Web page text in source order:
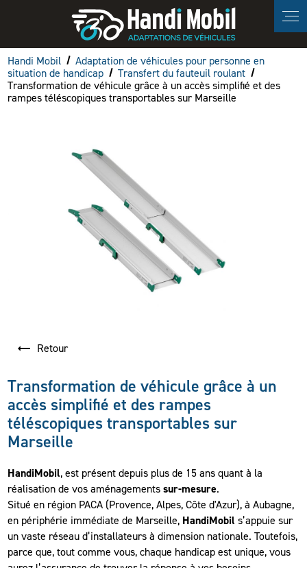
Handi Mobil
Adaptation de véhicules pour personne en
situation de handicap
Transfert du fauteuil roulant
Transformation de véhicule grâce à un accès simplifié et des
rampes téléscopiques transportables sur Marseille
Retour
Transformation de véhicule grâce à un
accès simplifié et des rampes
téléscopiques transportables sur
Marseille
HandiMobil, est présent depuis plus de 15 ans quant à la
réalisation de vos aménagementssur-mesure.
Situé en région PACA (Provence, Alpes, Côte d'Azur), à Aubagne,
en périphérie immédiate de Marseille, HandiMobil s’appuie sur
un vaste réseau d’installateurs à dimension nationale. Toutefois,
parce que, tout comme vous, chaque handicap est unique, vous
Panneau de gestion des cookies